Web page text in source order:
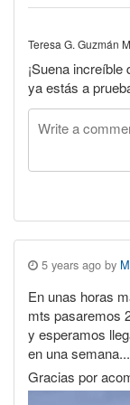
Teresa G. Guzmán
¡Suena
ya estás a
5 years ago by
En unas horas
mts pasaremos
y esperamos
en una
Gracias por